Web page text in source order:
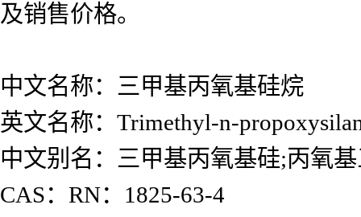
及销售价格。
中文名称：三甲基丙氧基硅烷
英文名称：Trimethyl-n-
中文别名：三甲基丙氧基硅;丙氧
CAS：RN：1825-63-4